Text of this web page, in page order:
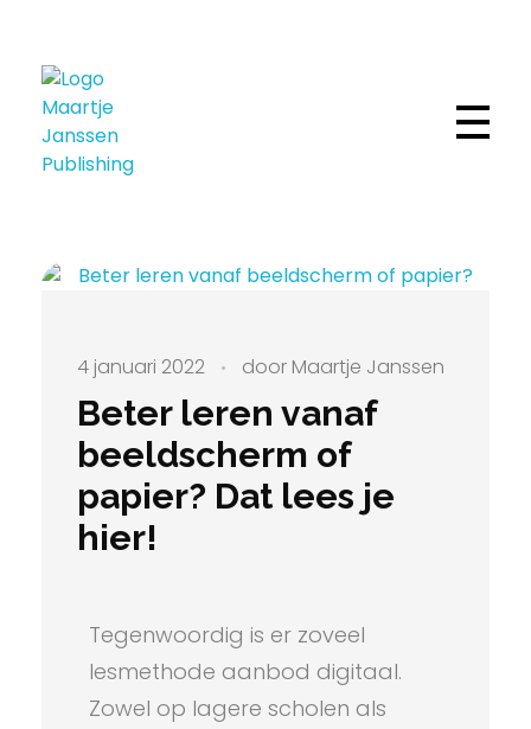
Beter leren vanaf
beeldscherm of
papier? Dat lees je
hier!
4 januari 2022 door Maartje Janssen
Tegenwoordig is er zoveel
lesmethode aanbod digitaal.
Zowel op lagere scholen als